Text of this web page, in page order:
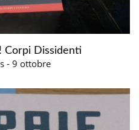
Corpi Dissidenti
- 9 ottobre